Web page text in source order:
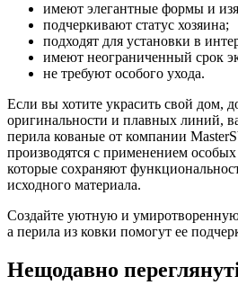
имеют элегантные формы и
подчеркивают статус хозяина;
подходят для установки в
имеют неограниченный срок
не требуют особого ухода.
Если вы хотите украсить свой дом,
оригинальности и плавных линий,
перила кованые от компании
производятся с применением
которые сохраняют
исходного материала.
Создайте уютную и
а перила из ковки помогут ее
Нещодавно